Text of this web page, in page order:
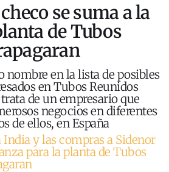
se suma a la
de Tubos
nombre en la lista de posibles
en Tubos Reunidos
de un empresario que
negocios en diferentes
de ellos, en España
India y las compras a Sidenor
para la planta de Tubos